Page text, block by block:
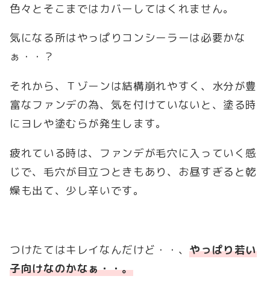
色々とそこまではカバーしてはくれません。
気になる所はやっぱりコンシーラーは必要かな
ぁ・・？
それから、Ｔゾーンは結構崩れやすく、水分が豊
富なファンデの為、気を付けていないと、塗る時
にヨレや塗むらが発生します。
疲れている時は、ファンデが毛穴に入っていく感
じで、毛穴が目立つときもあり、お昼すぎると乾
燥も出て、少し辛いです。
つけたてはキレイなんだけど・・、やっぱり若い
子向けなのかなぁ・・。